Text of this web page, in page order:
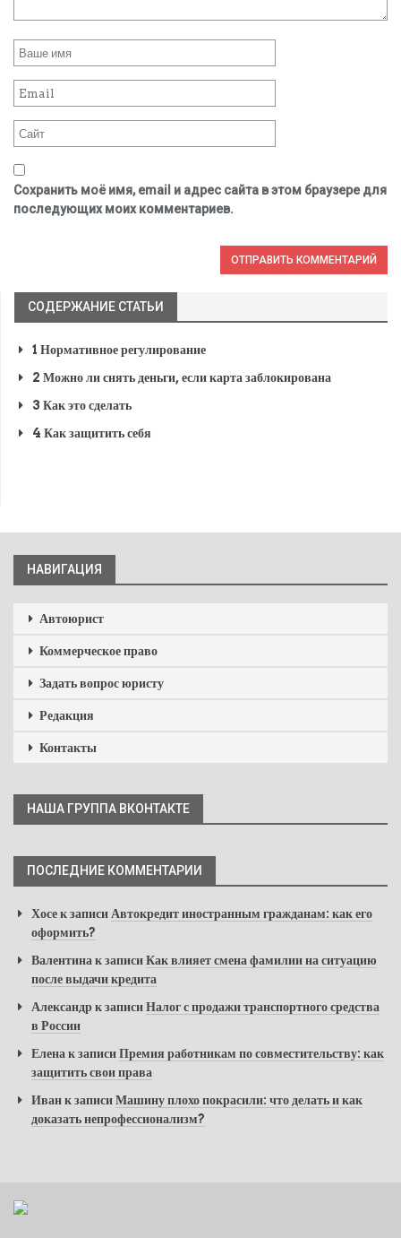
Сохранить моё имя, email и адрес сайта в этом браузере для
последующих моих комментариев.
СОДЕРЖАНИЕ СТАТЬИ
1 Нормативное регулирование
2 Можно ли снять деньги, если карта заблокирована
3 Как это сделать
4 Как защитить себя
НАВИГАЦИЯ
Автоюрист
Коммерческое право
Задать вопрос юристу
Редакция
Контакты
НАША ГРУППА ВКОНТАКТЕ
ПОСЛЕДНИЕ КОММЕНТАРИИ
Хосек записи Автокредит иностранным гражданам: как его
оформить?
Валентина к записиКак влияет смена фамилии на ситуацию
после выдачи кредита
Александрк записиНалог с продажи транспортного средства
в России
Елена к записиПремия работникам по совместительству: как
защитить свои права
Иванк записиМашину плохо покрасили: что делать и как
доказать непрофессионализм?